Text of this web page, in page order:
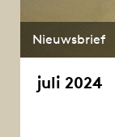
juli 2024
Nieuwsbrief